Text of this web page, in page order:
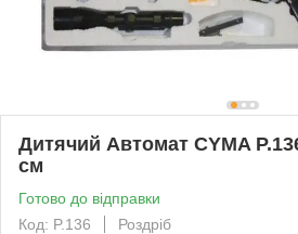
Дитячий Автомат CYMA
см
Готово до відправки
Код: P.136
Роздріб